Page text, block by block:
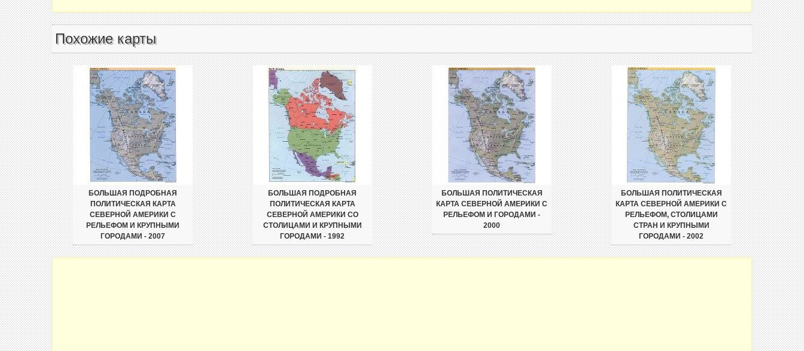
Похожие карты
БОЛЬШАЯ ПОДРОБНАЯ
ПОЛИТИЧЕСКАЯ КАРТА
СЕВЕРНОЙ АМЕРИКИ С
РЕЛЬЕФОМ И КРУПНЫМИ
ГОРОДАМИ - 2007
БОЛЬШАЯ ПОДРОБНАЯ
ПОЛИТИЧЕСКАЯ КАРТА
СЕВЕРНОЙ АМЕРИКИ СО
СТОЛИЦАМИ И КРУПНЫМИ
ГОРОДАМИ - 1992
БОЛЬШАЯ ПОЛИТИЧЕСКАЯ
КАРТА СЕВЕРНОЙ АМЕРИКИ С
РЕЛЬЕФОМ И ГОРОДАМИ -
2000
БОЛЬШАЯ ПОЛИТИЧЕСКАЯ
КАРТА СЕВЕРНОЙ АМЕРИКИ С
РЕЛЬЕФОМ, СТОЛИЦАМИ
СТРАН И КРУПНЫМИ
ГОРОДАМИ - 2002